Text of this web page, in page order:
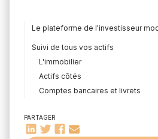
Le plateforme de l'investisseur
Suivi de tous vos actifs
L'immobilier
Actifs côtés
Comptes bancaires et livrets
Start-Up
D'autres actifs que nous gérons:
PARTAGER
investisseurs
Finary a été créé par des